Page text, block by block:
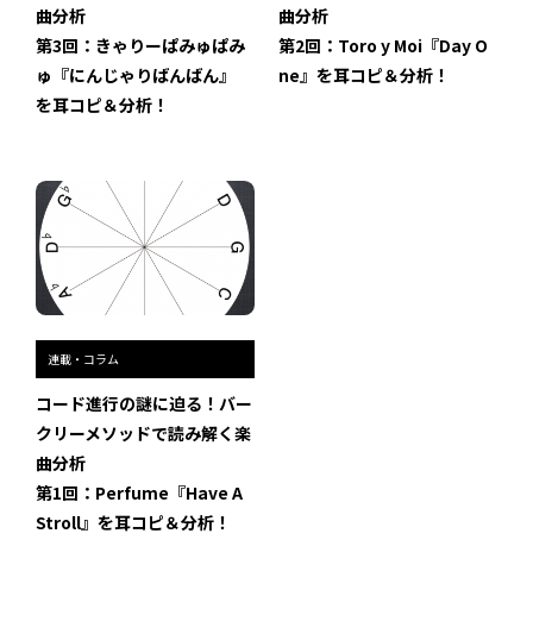
曲分析
第3回：きゃりーぱみゅぱみ
ゅ『にんじゃりばんばん』
を耳コピ＆分析！
曲分析
第2回：Toro y Moi『Day O
ne』を耳コピ＆分析！
連載・コラム
コード進行の謎に迫る！バー
クリーメソッドで読み解く楽
曲分析
第1回：Perfume『Have A
Stroll』を耳コピ＆分析！